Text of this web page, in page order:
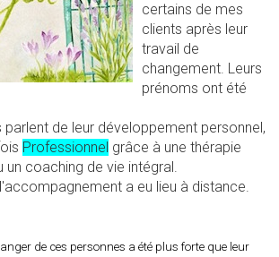
certains de mes
clients après leur
travail de
changement. Leurs
prénoms ont été
de leur développement personnel,
Professionnel grâce à une thérapie
un coaching de vie intégral.
a eu lieu à distance.
de ces personnes a été plus forte que leur